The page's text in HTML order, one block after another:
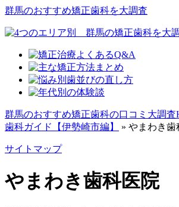
群馬のおすすめ矯正歯科を大調査
群馬のおすすめ矯正歯科の口コミ大調査
歯科ガイド【伊勢崎市編】
» やまわき歯
サイトマップ
やまわき歯科医院